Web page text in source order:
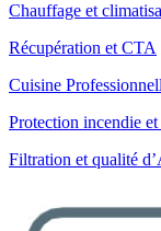
Chauffage et
Récupération et CTA
Cuisine
Protection incendie
Filtration et qualité